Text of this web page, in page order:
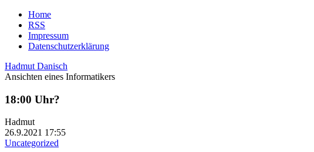
Home
RSS
Impressum
Datenschutzerklärung
Hadmut Danisch
Ansichten eines Informatikers
18:00 Uhr?
Hadmut
26.9.2021 17:55
Uncategorized